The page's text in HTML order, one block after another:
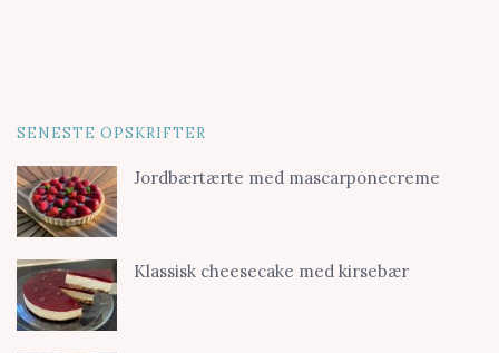
SENESTE OPSKRIFTER
Jordbærtærte med mascarponecreme
Klassisk cheesecake med kirsebær